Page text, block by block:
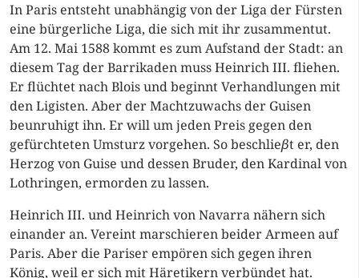
In Paris entsteht unabhängig von der Liga der Fürsten
eine bürgerliche Liga, die sich mit ihr zusammentut.
Am 12. Mai 1588 kommt es zum Aufstand der Stadt: an
diesem Tag der Barrikaden muss Heinrich III. fliehen.
Er flüchtet nach Blois und beginnt Verhandlungen mit
den Ligisten. Aber der Machtzuwachs der Guisen
beunruhigt ihn. Er will um jeden Preis gegen den
gefürchteten Umsturz vorgehen. So beschlieβt er, den
Herzog von Guise und dessen Bruder, den Kardinal von
Lothringen, ermorden zu lassen.
Heinrich III. und Heinrich von Navarra nähern sich
einander an. Vereint marschieren beider Armeen auf
Paris. Aber die Pariser empören sich gegen ihren
König, weil er sich mit Häretikern verbündet hat.